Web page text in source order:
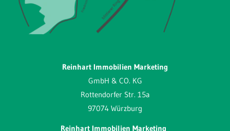
Reinhart Immobilien Marketing
GmbH & CO. KG
Rottendorfer Str. 15a
97074 Würzburg
Reinhart Immobilien Marketing